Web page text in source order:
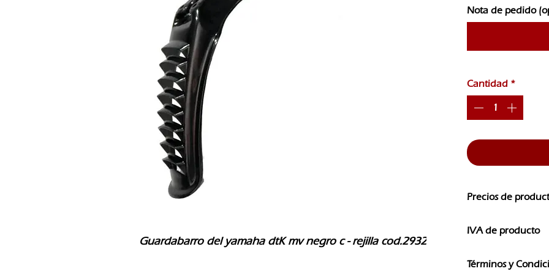
Guardabarro del yamaha dtK mv negro c - rejilla cod.2932
Nota de pedido
Cantidad *
Precios de
CAMBIOS SIN
IVA de producto
IVA
Términos y